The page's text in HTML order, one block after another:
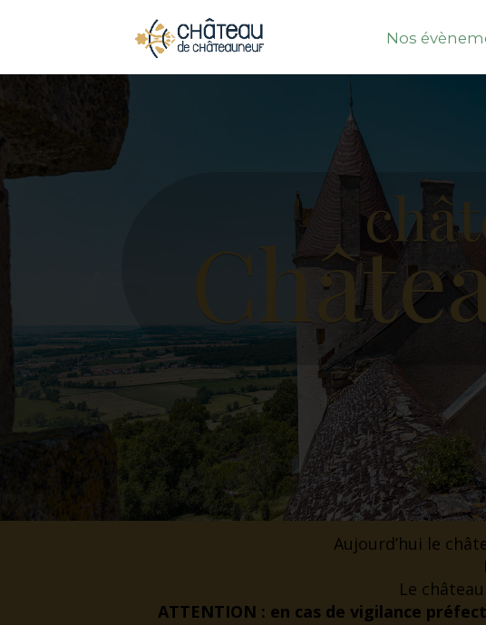
Nos
Aujourd’hui le
Le
ATTENTION : en cas de vigilance